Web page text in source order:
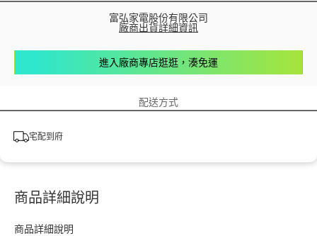
富弘家電股份有限公司
廠商出貨詳細資訊
進入廠商專店逛逛，湊免運
配送方式
宅配到府
商品詳細說明
商品詳細說明